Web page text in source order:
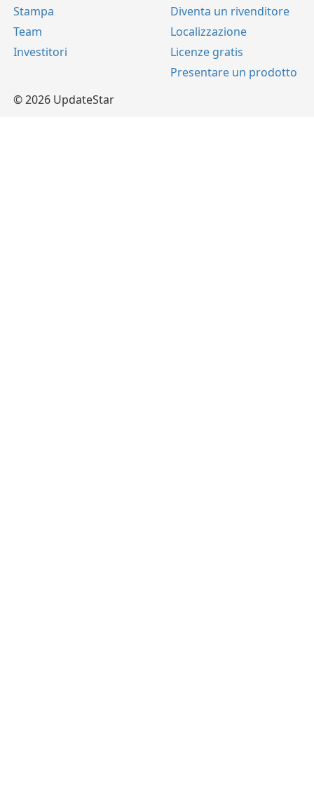
Stampa
Team
Investitori
Diventa un rivenditore
Localizzazione
Licenze gratis
Presentare un prodotto
© 2026 UpdateStar